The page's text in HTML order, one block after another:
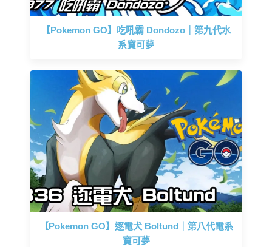
【Pokemon GO】吃吼霸 Dondozo｜第九代水
系寶可夢
【Pokemon GO】逐電犬 Boltund｜第八代電系
寶可夢